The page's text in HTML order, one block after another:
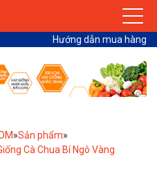
Hướng dẫn mua hàng
»Sản phẩm»
Cà Chua Bí Ngô Vàng